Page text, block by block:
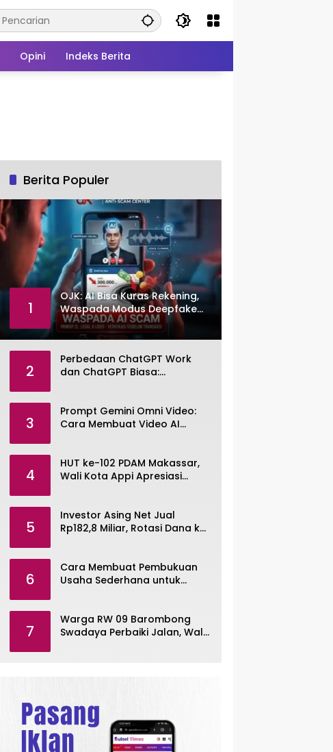
Opini Indeks Berita
Berita Populer
1
OJK: AI Bisa Kuras Rekening,
Waspada Modus Deepfake
dan Voice Cloning
2
Perbedaan ChatGPT Work
dan ChatGPT Biasa:
3
Prompt Gemini Omni Video:
Cara Membuat Video AI
4
HUT ke-102 PDAM Makassar,
Wali Kota Appi Apresiasi
5
Investor Asing Net Jual
Rp182,8 Miliar, Rotasi Dana ke
6
Cara Membuat Pembukuan
Usaha Sederhana untuk
7
Warga RW 09 Barombong
Swadaya Perbaiki Jalan, Wali